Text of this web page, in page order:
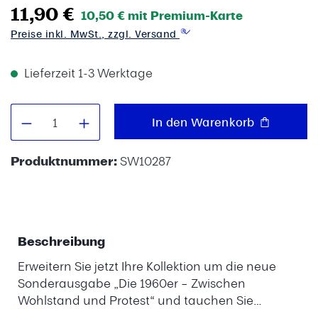
11,90 € 10,50 € mit Premium-Karte
Preise inkl. MwSt., zzgl. Versand
Lieferzeit 1-3 Werktage
Produkt Anzahl: Gib denIn den Warenkorb
Produktnummer:SW10287
Beschreibung
Erweitern Sie jetzt Ihre Kollektion um die neue
Sonderausgabe „Die 1960er – Zwischen
Wohlstand und Protest“ und tauchen Sie…